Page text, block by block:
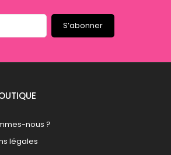
S’abonner
nous ?
légales